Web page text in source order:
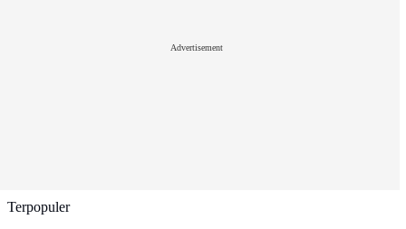
Advertisement
Terpopuler